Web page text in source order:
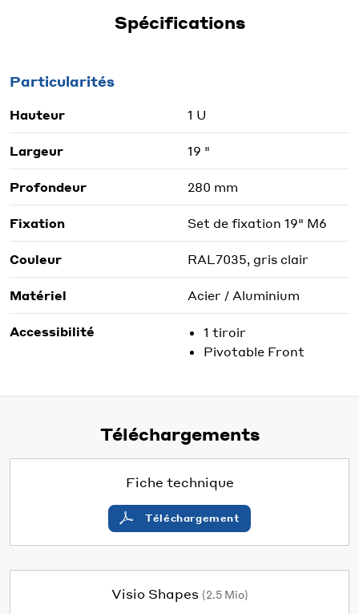
Spécifications
Particularités
Hauteur 1 U
Largeur 19 "
Profondeur 280 mm
Fixation Set de fixation 19" M6
Couleur RAL7035, gris clair
Matériel Acier / Aluminium
Accessibilité
1 tiroir
Pivotable Front
Téléchargements
Fiche technique
Téléchargement
Visio Shapes (2.5 Mio)